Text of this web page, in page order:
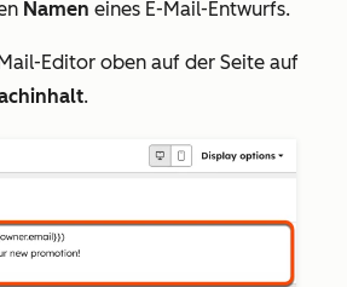
Namen eines E-Mail-Entwurfs.
Editor oben auf der Seite auf
.